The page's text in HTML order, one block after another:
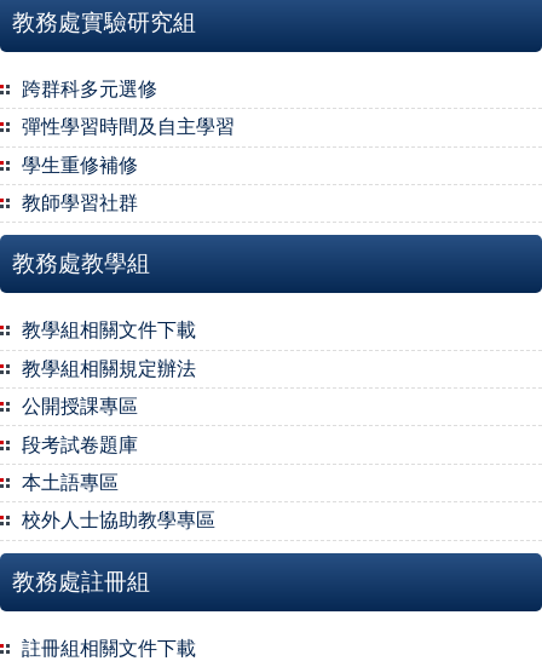
教務處實驗研究組
跨群科多元選修
彈性學習時間及自主學習
學生重修補修
教師學習社群
教務處教學組
教學組相關文件下載
教學組相關規定辦法
公開授課專區
段考試卷題庫
本土語專區
校外人士協助教學專區
教務處註冊組
註冊組相關文件下載